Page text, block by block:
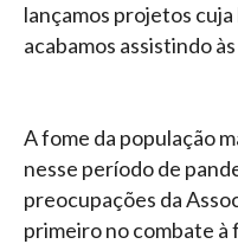
lançamos projetos cuja
acabamos assistindo
A fome da população
nesse período de
preocupações da
primeiro no combate à